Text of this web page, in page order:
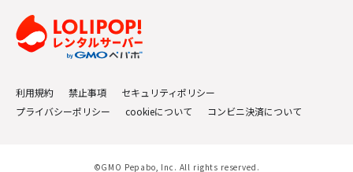
利用規約 禁止事項
セキュリティポリシー
プライバシーポリシー
cookieについて コンビニ決済について
©GMO Pepabo, Inc. All rights reserved.